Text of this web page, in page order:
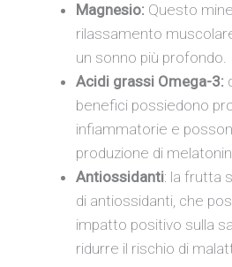
Magnesio: Questo
rilassamento
un sonno più profondo.
Acidi grassi Omega-3:
benefici possiedono
infiammatorie e
produzione di
Antiossidanti: la frutta
di antiossidanti, che
impatto positivo sulla
ridurre il rischio di